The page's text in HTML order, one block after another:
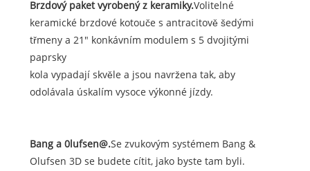
Brzdový paket vyrobený z keramiky.Volitelné
keramické brzdové kotouče s antracitově šedými
třmeny a 21" konkávním modulem s 5 dvojitými
paprsky
kola vypadají skvěle a jsou navržena tak, aby
odolávala úskalím vysoce výkonné jízdy.
Bang a 0lufsen@.Se zvukovým systémem Bang &
Olufsen 3D se budete cítit, jako byste tam byli.